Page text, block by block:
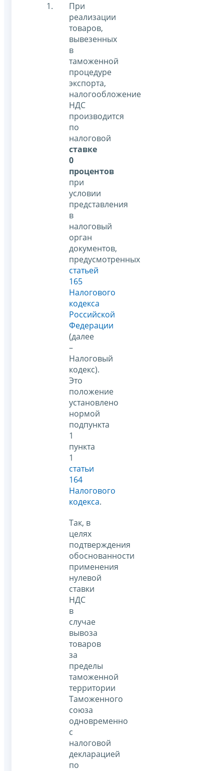
При
реализации
товаров,
вывезенных
в
таможенной
процедуре
экспорта,
налогообложение
НДС
производится
по
налоговой
ставке
0
процентов
при
условии
представления
в
налоговый
орган
документов,
предусмотренных
статьей
165
Налогового
кодекса
Российской
Федерации
(далее
–
Налоговый
кодекс).
Это
положение
установлено
нормой
подпункта
1
пункта
1
статьи
164
Налогового
кодекса.
Так, в
целях
подтверждения
обоснованности
применения
нулевой
ставки
НДС
в
случае
вывоза
товаров
за
пределы
таможенной
территории
Таможенного
союза
одновременно
с
налоговой
декларацией
по